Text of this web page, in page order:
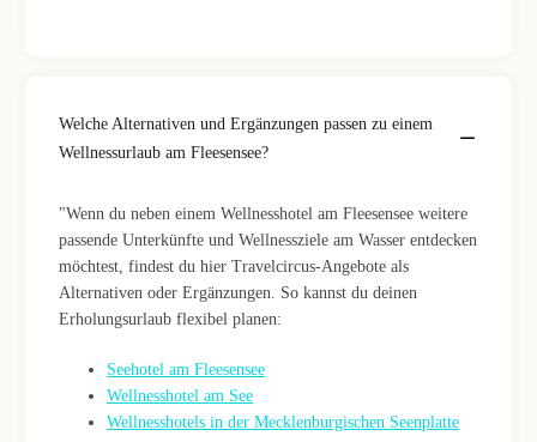
Welche Alternativen und Ergänzungen passen zu einem
Wellnessurlaub am Fleesensee?
"Wenn du neben einem Wellnesshotel am Fleesensee weitere
passende Unterkünfte und Wellnessziele am Wasser entdecken
möchtest, findest du hier Travelcircus-Angebote als
Alternativen oder Ergänzungen. So kannst du deinen
Erholungsurlaub flexibel planen:
Seehotel am Fleesensee
Wellnesshotel am See
Wellnesshotels in der Mecklenburgischen Seenplatte